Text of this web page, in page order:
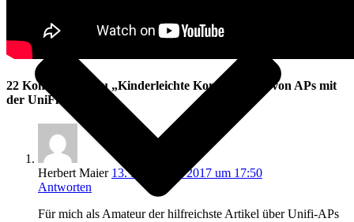
22 Kommentare zu „Kinderleichte Konfiguration von APs mit
der UniFi App“
Herbert Maier 13. November 2017 um 17:50
Antworten
Für mich als Amateur der hilfreichste Artikel über Unifi-APs